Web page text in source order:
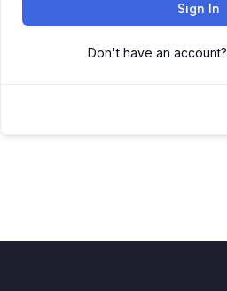
Sign In
Don't have an account?